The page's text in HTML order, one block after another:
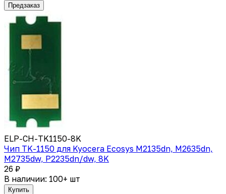
Предзаказ
ELP-CH-TK1150-8K
Чип TK-1150 для Kyocera Ecosys M2135dn, M2635dn,
M2735dw, P2235dn/dw, 8K
26 ₽
В наличии: 100+ шт
Купить